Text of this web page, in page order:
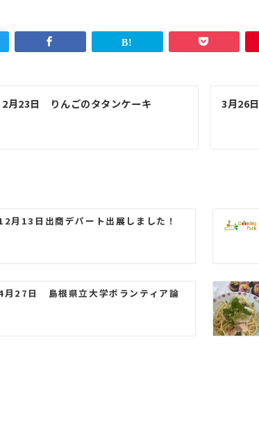
2月23日 りんごのタタンケーキ
3月26
月13日出商デパート出展しました！
月27日 島根県立大学ボランティア論